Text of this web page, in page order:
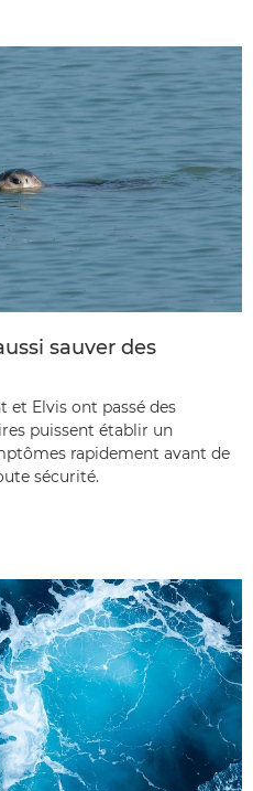
sauver des
et Elvis ont passé des
puissent établir un
rapidement avant de
sécurité.